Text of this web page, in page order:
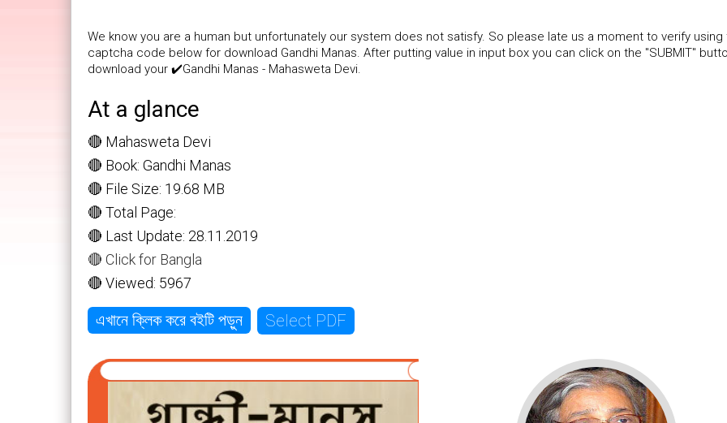
We know you are a human but unfortunately our system does not satisfy. So please late us a moment to verify using
captcha code below for download Gandhi Manas. After putting value in input box you can click on the "SUBMIT"
download your ✔️Gandhi Manas - Mahasweta Devi.
At a glance
🔴 Mahasweta Devi
🔴 Book: Gandhi Manas
🔴 File Size: 19.68 MB
🔴 Total Page:
🔴 Last Update: 28.11.2019
🔴 Click for Bangla
🔴 Viewed: 5967
এখানে ক্লিক করে বইটি পড়ুন Select PDF